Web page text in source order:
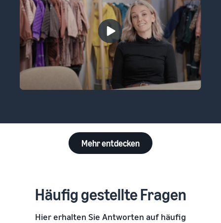
Mehr entdecken
Häufig gestellte Fragen
Hier erhalten Sie Antworten auf häufig